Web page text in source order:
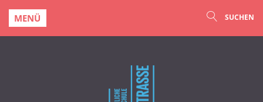
MENÜ SUCHEN